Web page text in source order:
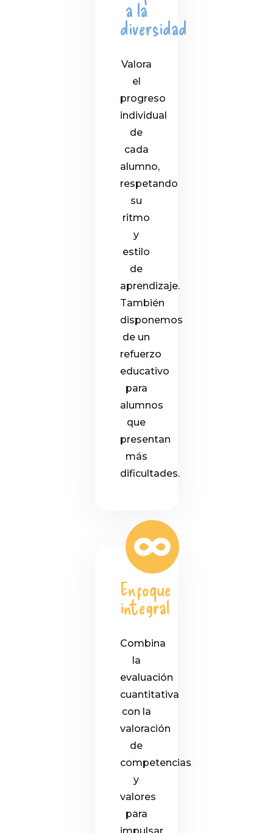
a la
diversidad
Valora
el
progreso
individual
de
cada
alumno,
respetando
su
ritmo
y
estilo
de
aprendizaje.
También
disponemos
de un
refuerzo
educativo
para
alumnos
que
presentan
más
dificultades.
Enfoque
integral
Combina
la
evaluación
cuantitativa
con la
valoración
de
competencias
y
valores
para